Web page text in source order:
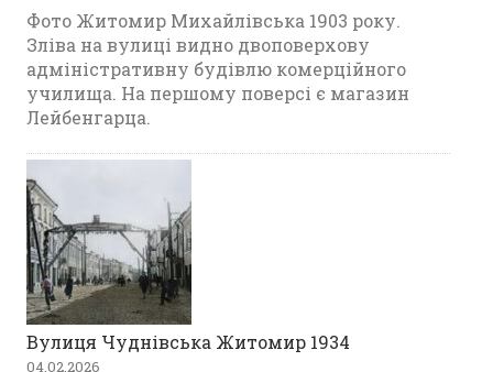
Фото Житомир Михайлівська 1903 року.
Зліва на вулиці видно двоповерхову
адміністративну будівлю комерційного
училища. На першому поверсі є магазин
Лейбенгарца.
Вулиця Чуднівська Житомир 1934
04.02.2026